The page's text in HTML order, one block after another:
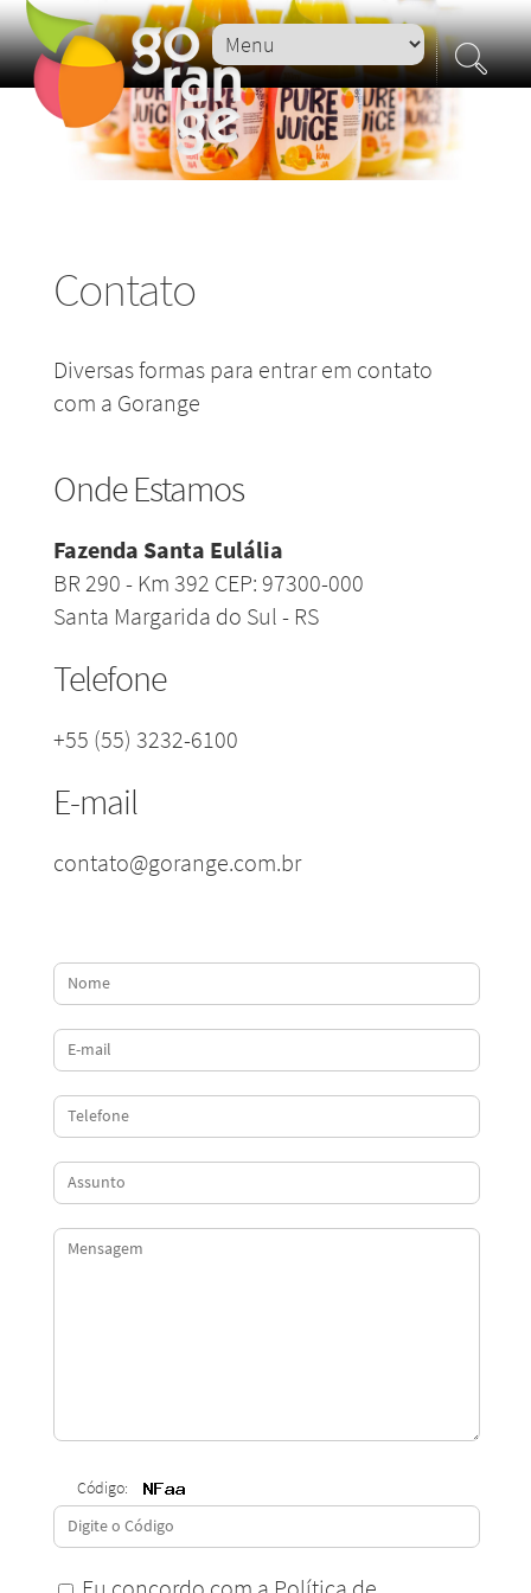
Contato
Diversas formas para entrar em contato
com a Gorange
Onde Estamos
Fazenda Santa Eulália
BR 290 - Km 392 CEP: 97300-000
Santa Margarida do Sul - RS
Telefone
+55 (55) 3232-6100
E-mail
contato@gorange.com.br
Código: